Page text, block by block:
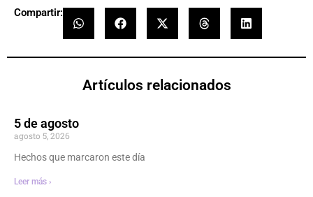
Compartir:
Artículos relacionados
5 de agosto
agosto 5, 2026
Hechos que marcaron este día
Leer más ›